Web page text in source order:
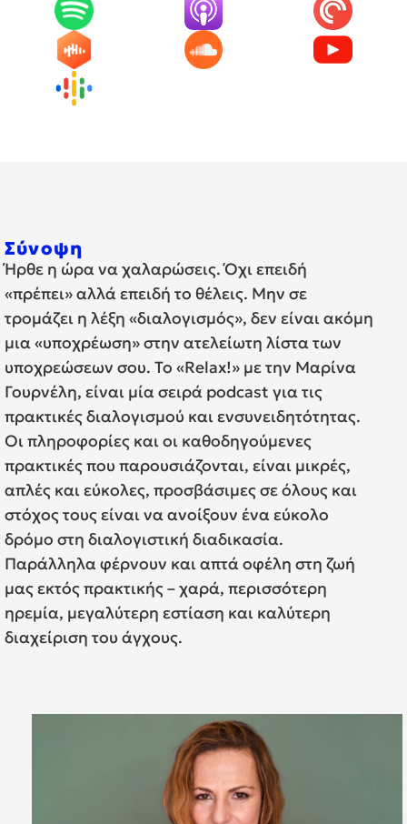
Σύνοψη
Ήρθε η ώρα να χαλαρώσεις. Όχι επειδή
«πρέπει» αλλά επειδή το θέλεις. Μην σε
τρομάζει η λέξη «διαλογισμός», δεν είναι ακόμη
μια «υποχρέωση» στην ατελείωτη λίστα των
υποχρεώσεων σου. Το «Relax!» με την Μαρίνα
Γουρνέλη, είναι μία σειρά podcast για τις
πρακτικές διαλογισμού και ενσυνειδητότητας.
Οι πληροφορίες και οι καθοδηγούμενες
πρακτικές που παρουσιάζονται, είναι μικρές,
απλές και εύκολες, προσβάσιμες σε όλους και
στόχος τους είναι να ανοίξουν ένα εύκολο
δρόμο στη διαλογιστική διαδικασία.
Παράλληλα φέρνουν και απτά οφέλη στη ζωή
μας εκτός πρακτικής – χαρά, περισσότερη
ηρεμία, μεγαλύτερη εστίαση και καλύτερη
διαχείριση του άγχους.